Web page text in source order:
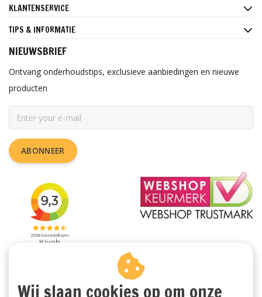
KLANTENSERVICE
TIPS & INFORMATIE
NIEUWSBRIEF
Ontvang onderhoudstips, exclusieve aanbiedingen en nieuwe
producten
ABONNEER
Wij slaan cookies op om onze